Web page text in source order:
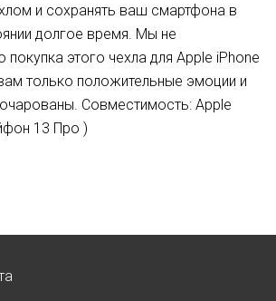
и сохранять ваш смартфона в
долгое время. Мы не
покупка этого чехла для Apple iPhone
только положительные эмоции и
Совместимость: Apple
13 Про )